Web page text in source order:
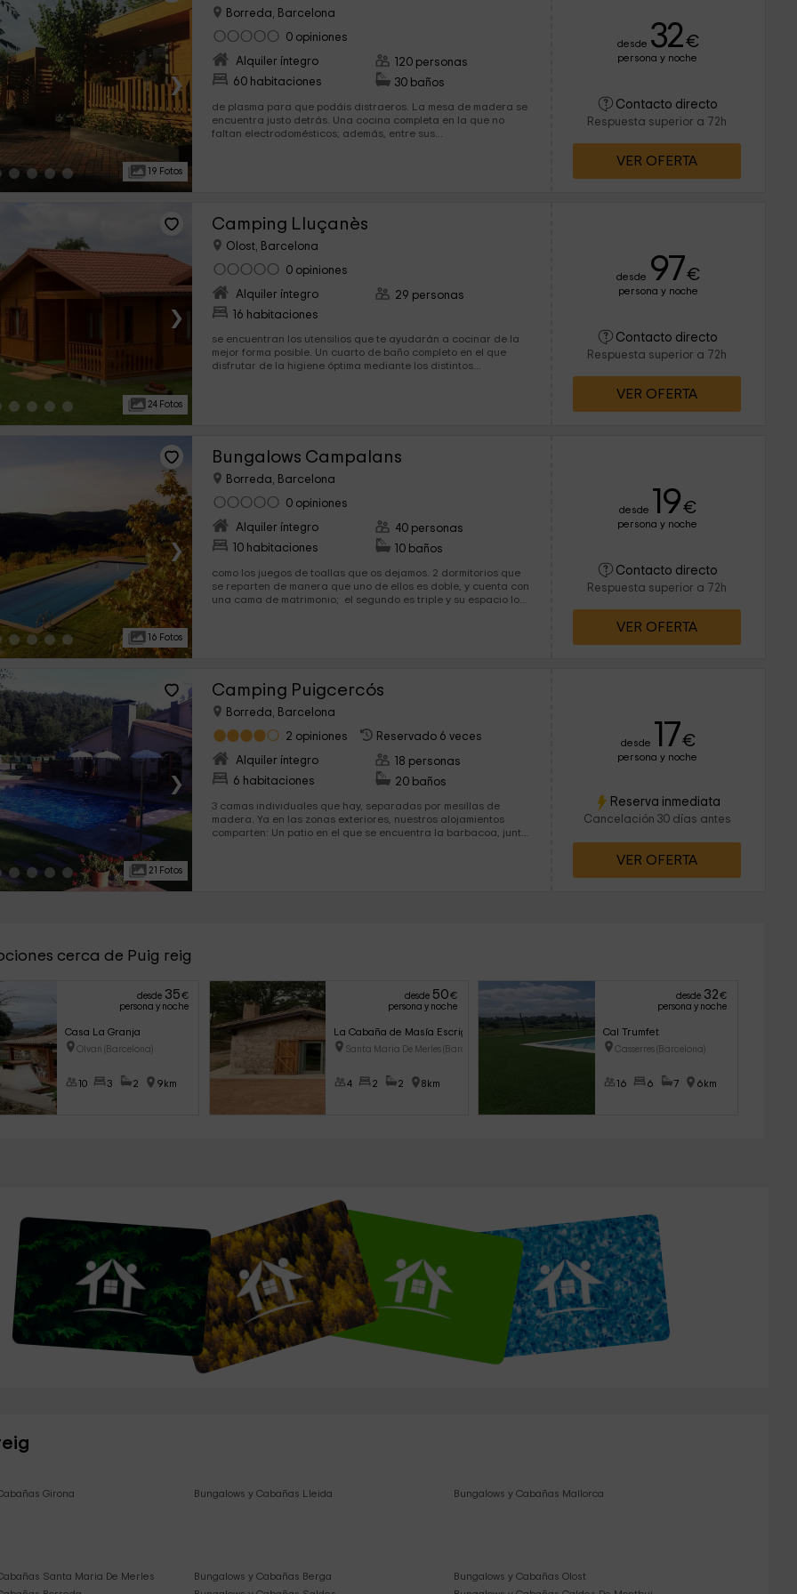
›
19 Fotos
Borreda, Barcelona
0 opiniones
Alquiler íntegro
60 habitaciones
120 personas
30 baños
de plasma para que podáis distraeros. La mesa de madera se
encuentra justo detrás. Una cocina completa en la que no
faltan electrodomésticos; además, entre sus...
desde 32€
persona y noche
Contacto directo
Respuesta superior a 72h
VER OFERTA
›
24 Fotos
Camping Lluçanès
Olost, Barcelona
0 opiniones
Alquiler íntegro
16 habitaciones
29 personas
se encuentran los utensilios que te ayudarán a cocinar de la
mejor forma posible. Un cuarto de baño completo en el que
disfrutar de la higiene óptima mediante los distintos
desde 97€
persona y noche
Contacto directo
Respuesta superior a 72h
VER OFERTA
›
16 Fotos
Bungalows Campalans
Borreda, Barcelona
0 opiniones
Alquiler íntegro
10 habitaciones
40 personas
10 baños
como los juegos de toallas que os dejamos. 2 dormitorios que
se reparten de manera que uno de ellos es doble, y cuenta con
una cama de matrimonio; el segundo es triple y su espacio lo
desde 19€
persona y noche
Contacto directo
Respuesta superior a 72h
VER OFERTA
›
21 Fotos
Camping Puigcercós
Borreda, Barcelona
2 opiniones
Reservado 6 veces
Alquiler íntegro
6 habitaciones
18 personas
20 baños
3 camas individuales que hay, separadas por mesillas de
madera. Ya en las zonas exteriores, nuestros alojamientos
comparten: Un patio en el que se encuentra la barbacoa, junto
desde 17€
persona y noche
Reserva inmediata
Cancelación 30 días antes
VER OFERTA
cerca de Puig reig
desde 35€
persona y noche
Casa La Granja
Olvan (Barcelona)
10 3 2 9km
desde 50 €
persona y noche
La Cabaña de Masía Escrigas
Santa Maria De Merles (Barcelo
4 2 2 8km
desde 32€
persona y noche
Cal Trumfet
Casserres (Barcelona)
16 6 7 6km
Girona Bungalows y Cabañas Lleida Bungalows y Cabañas Mallorca
Santa Maria De Merles Bungalows y Cabañas Berga
Bungalows y Cabañas Olost